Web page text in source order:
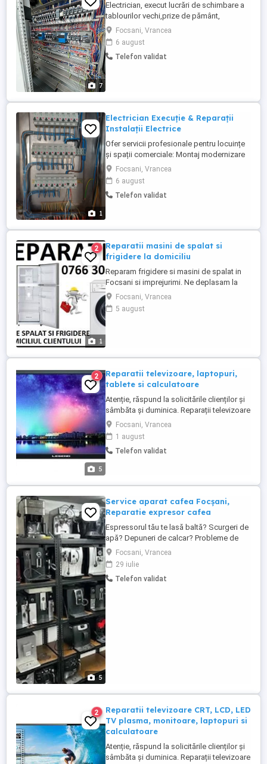
7
Electrician, execut lucrări de schimbare a
tablourilor vechi,prize de pământ,
schimbat întrerupătoare , prize , corpuri de
iluminat , mufe de net etc....
Focsani, Vrancea
6 august
Telefon validat
1
Electrician Execuție & Reparații
Instalații Electrice
Ofer servicii profesionale pentru locuințe
și spații comerciale: Montaj modernizare
instalații electrice Reparații, depanări
rapide Montaj tablouri, siguranțe, prize,
iluminat Verificări și mentenanță periodică
Intervenții rapide Lucrări sigure și corecte
Focsani, Vrancea
6 august
Telefon validat
1
2
Reparatii masini de spalat si
frigidere la domiciliu
Reparam frigidere si masini de spalat in
Focsani si imprejurimi. Ne deplasam la
domiciliu clientului. Oferim seriozitate si
garantie in toate serviciile prestate
Focsani, Vrancea
5 august
5
2
Reparatii televizoare, laptopuri,
tablete si calculatoare
Atenție, răspund la solicitările clienților și
sâmbăta și duminica. Reparații televizoare
LED, LCD, CRT, plasmă, laptopuri, tablete
și calculatoare la prețuri avantajoase,
inclusiv la domiciliul clientului în funcție de
posibilitate. Instalari, devirusari, etc. Se
Focsani, Vrancea
1 august
Telefon validat
5
Service aparat cafea Focșani,
Reparatie expresor cafea
Espressorul tău te lasă baltă? Scurgeri de
apă? Depuneri de calcar? Probleme de
presiune? Afișaj defect sau sistem de
spumare cu erori? . Nu-ți face griji suntem
aici! La Ilovecoffee, intervenim rapid și
oferim soluții durabile pentru orice model.
Focsani, Vrancea
29 iulie
Telefon validat
2
Reparatii televizoare CRT, LCD, LED
TV plasma, monitoare, laptopuri si
calculatoare
Atenție, răspund la solicitările clienților și
sâmbăta și duminica. Reparații televizoare